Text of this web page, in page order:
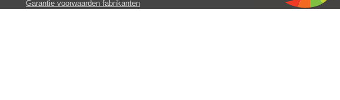
Garantie voorwaarden fabrikanten